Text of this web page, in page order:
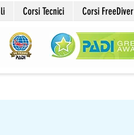
Corsi Tecnici Corsi FreeDiver